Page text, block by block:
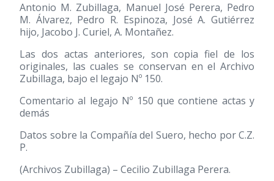
Antonio M. Zubillaga, Manuel José Perera, Pedro
M. Álvarez, Pedro R. Espinoza, José A. Gutiérrez
hijo, Jacobo J. Curiel, A. Montañez.
Las dos actas anteriores, son copia fiel de los
originales, las cuales se conservan en el Archivo
Zubillaga, bajo el legajo Nº 150.
Comentario al legajo Nº 150 que contiene actas y
demás
Datos sobre la Compañía del Suero, hecho por C.Z.
P.
(Archivos Zubillaga) – Cecilio Zubillaga Perera.